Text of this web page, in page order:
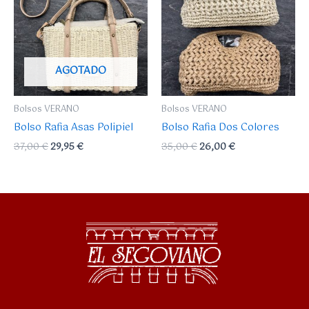
AGOTADO
Bolsos VERANO
Bolso Rafia Asas Polipiel
37,00€
37,00 €.
29,95€
29,95 €.
Bolsos VERANO
Bolso Rafia Dos Colores
35,00€
35,00 €.
26,00€
26,00 €.